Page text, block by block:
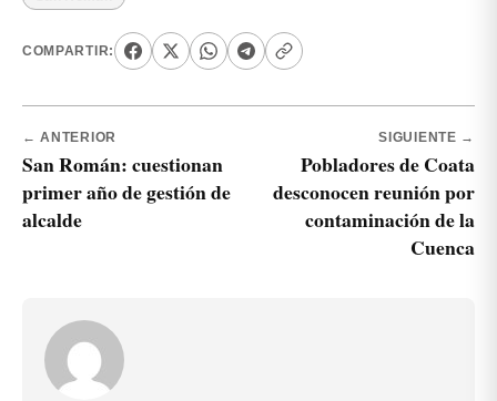
COMPARTIR:
← ANTERIOR
San Román: cuestionan
primer año de gestión de
alcalde
SIGUIENTE →
Pobladores de Coata
desconocen reunión por
contaminación de la
Cuenca